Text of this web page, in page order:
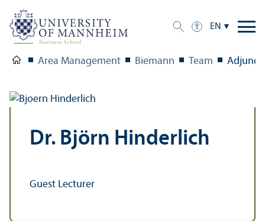
EN
Area Management Biemann Team Adjunct
Dr. Björn Hinderlich
Guest Lecturer